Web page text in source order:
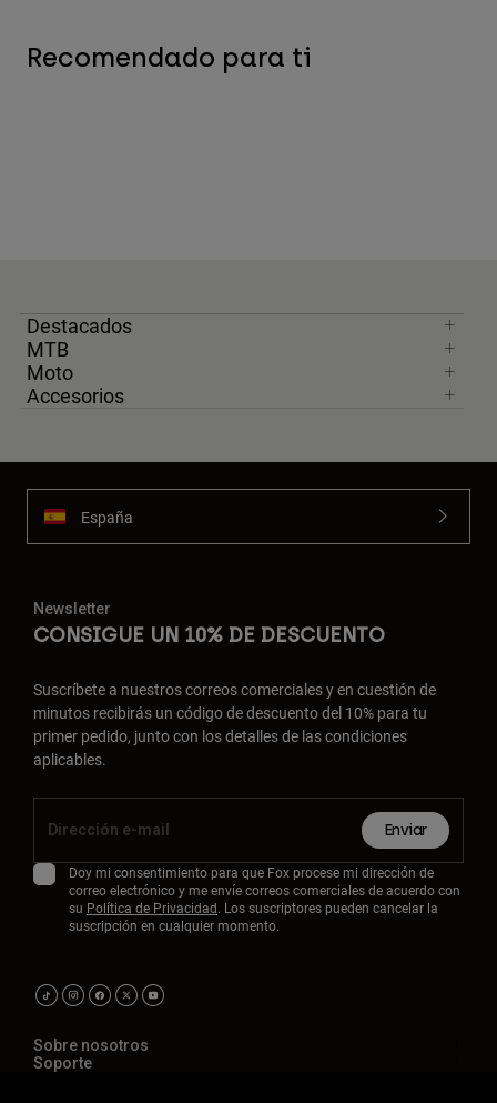
Recomendado para ti
Destacados
MTB
Moto
Accesorios
España
Newsletter
CONSIGUE UN 10% DE DESCUENTO
Suscríbete a nuestros correos comerciales y en cuestión de
minutos recibirás un código de descuento del 10% para tu
primer pedido, junto con los detalles de las condiciones
aplicables.
Enviar
Doy mi consentimiento para que Fox procese mi dirección de
correo electrónico y me envíe correos comerciales de acuerdo con
su Política de Privacidad. Los suscriptores pueden cancelar la
suscripción en cualquier momento.
Sobre nosotros
Soporte